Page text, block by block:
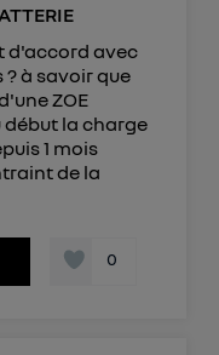
d'accord avec
à savoir que
ZOE
début la charge
1 mois
de la
0
retirer ce
("
bas de ce site.
consulter
les données
.